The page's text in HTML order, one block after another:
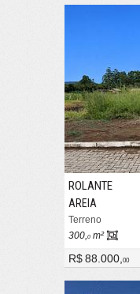
ROLANTE
AREIA
Terreno
300, 0 m²
R$ 88.000, 00